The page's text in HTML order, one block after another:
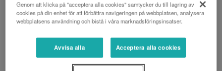
BEGÄR EN OFFERT
M135GX-IV BROSCHYR
Genom att klicka på "acceptera alla cookies" samtycker du till lagring av
cookies på din enhet för att förbättra navigeringen på webbplatsen, analysera
webbplatsens användning och bistå i våra marknadsföringsinsatser.
Avvisa alla Acceptera alla cookies